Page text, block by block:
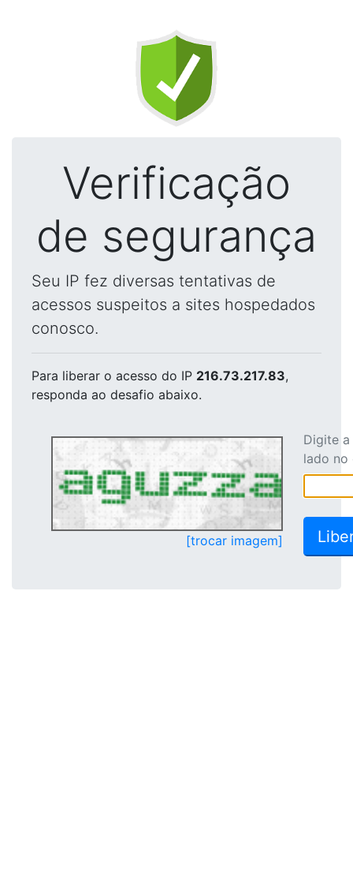
Verificação
de segurança
Seu IP fez diversas tentativas de
acessos suspeitos a sites hospedados
conosco.
Para liberar o acesso do IP 216.73.217.83,
responda ao desafio abaixo.
[trocar imagem]
Digite
lado no